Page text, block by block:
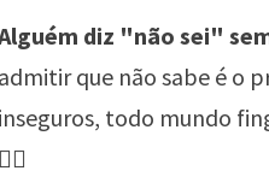
diz "não sei"
admitir que não sabe é o
inseguros, todo mundo
🙋‍♂️